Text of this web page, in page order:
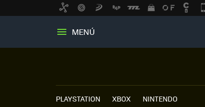
MENÚ
PLAYSTATION XBOX NINTENDO